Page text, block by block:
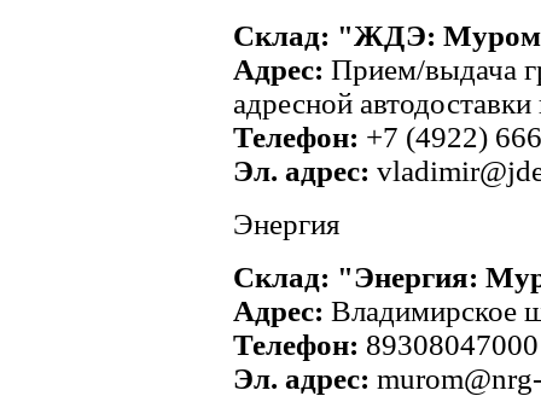
Склад: "ЖДЭ:
Адрес: Прием/выдача
адресной
Телефон: +7 (4922)
Эл. адрес:
Энергия
Склад: "Энергия:
Адрес: Владимирское
Телефон: 89308047000
Эл. адрес: